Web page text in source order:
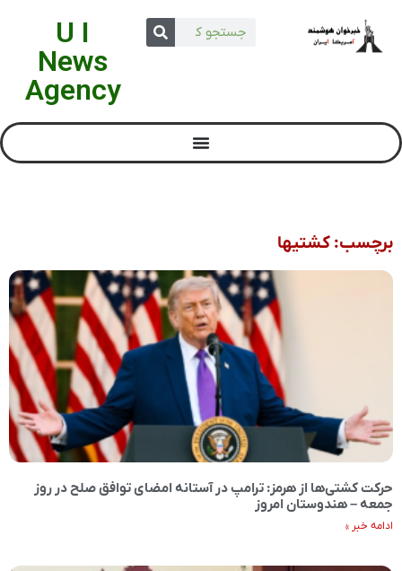
U I
News
Agency
برچسب: کشتیها
حرکت کشتی‌ها از هرمز: ترامپ در آستانه امضای توافق صلح در روز
جمعه – هندوستان امروز
ادامه خبر »